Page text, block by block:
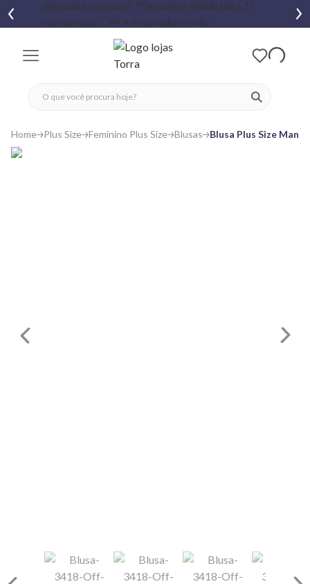
ver
fechar menu
fechar menu
favoritos
Home Plus Size Feminino Plus Size Blusas Blusa Plus Size